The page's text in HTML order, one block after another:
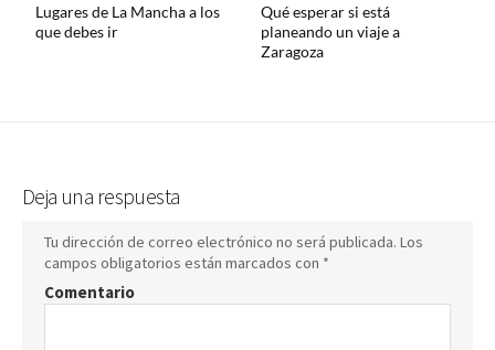
Lugares de La Mancha a los
que debes ir
Qué esperar si está
planeando un viaje a
Zaragoza
Deja una respuesta
Tu dirección de correo electrónico no será publicada. Los
campos obligatorios están marcados con *
Comentario